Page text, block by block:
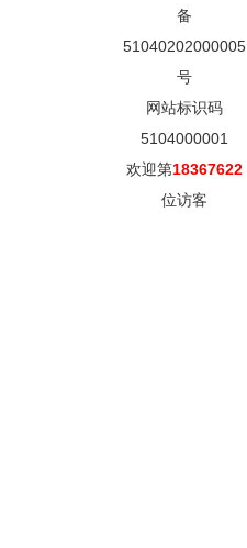
备
51040202000005
号
网站标识码
5104000001
欢迎第18367622
位访客